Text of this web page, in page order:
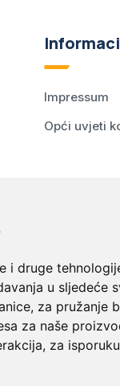
i druge
u sljedeće
, za pružanje
za naše
, za
Impressum
Opći uvjeti